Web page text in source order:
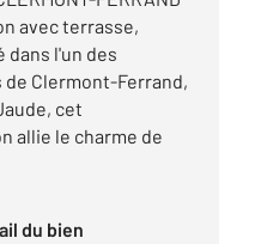
avec terrasse,
dans l'un des
Clermont-Ferrand,
cet
allie le charme de
du bien